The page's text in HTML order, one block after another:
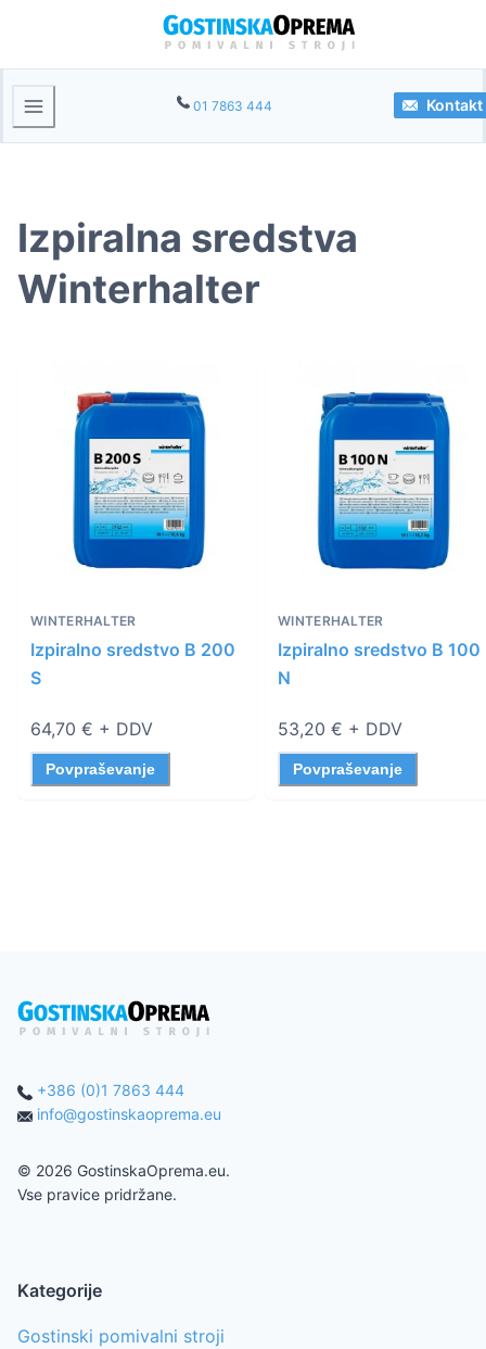
01 7863 444 Kontakt
Izpiralna sredstva
Winterhalter
WINTERHALTER
Izpiralno sredstvo B 200
S
64,70 € + DDV
Povpraševanje
WINTERHALTER
Izpiralno sredstvo B 100
N
53,20 € + DDV
Povpraševanje
+386 (0)1 7863 444
info@gostinskaoprema.eu
© 2026 GostinskaOprema.eu.
Vse pravice pridržane.
Kategorije
Gostinski pomivalni stroji